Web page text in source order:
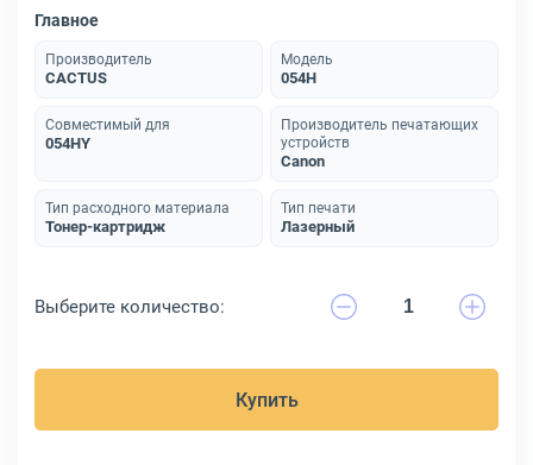
Главное
Производитель
CACTUS
Модель
054H
Совместимый для
054HY
Производитель печатающих
устройств
Canon
Тип расходного материала
Тонер-картридж
Тип печати
Лазерный
Выберите количество:
Купить